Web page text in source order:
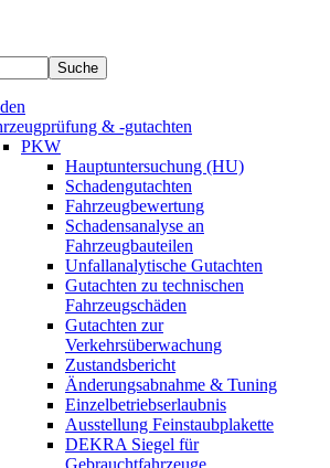
Suche
& -gutachten
PKW
Hauptuntersuchung (HU)
Schadengutachten
Fahrzeugbewertung
Schadensanalyse an
Fahrzeugbauteilen
Unfallanalytische Gutachten
Gutachten zu technischen
Fahrzeugschäden
Gutachten zur
Verkehrsüberwachung
Zustandsbericht
Änderungsabnahme & Tuning
Einzelbetriebserlaubnis
Ausstellung Feinstaubplakette
DEKRA Siegel für
Gebrauchtfahrzeuge